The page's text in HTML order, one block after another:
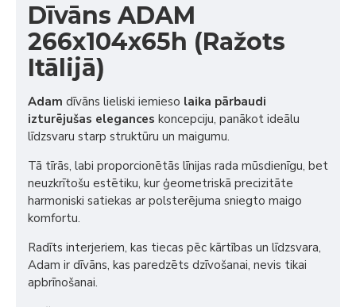
Dīvāns ADAM
266x104x65h (Ražots
Itālijā)
Adam dīvāns lieliski iemieso laika pārbaudi
izturējušas elegances koncepciju, panākot ideālu
līdzsvaru starp struktūru un maigumu.
Tā tīrās, labi proporcionētās līnijas rada mūsdienīgu, bet
neuzkrītošu estētiku, kur ģeometriskā precizitāte
harmoniski satiekas ar polsterējuma sniegto maigo
komfortu.
Radīts interjeriem, kas tiecas pēc kārtības un līdzsvara,
Adam ir dīvāns, kas paredzēts dzīvošanai, nevis tikai
apbrīnošanai.